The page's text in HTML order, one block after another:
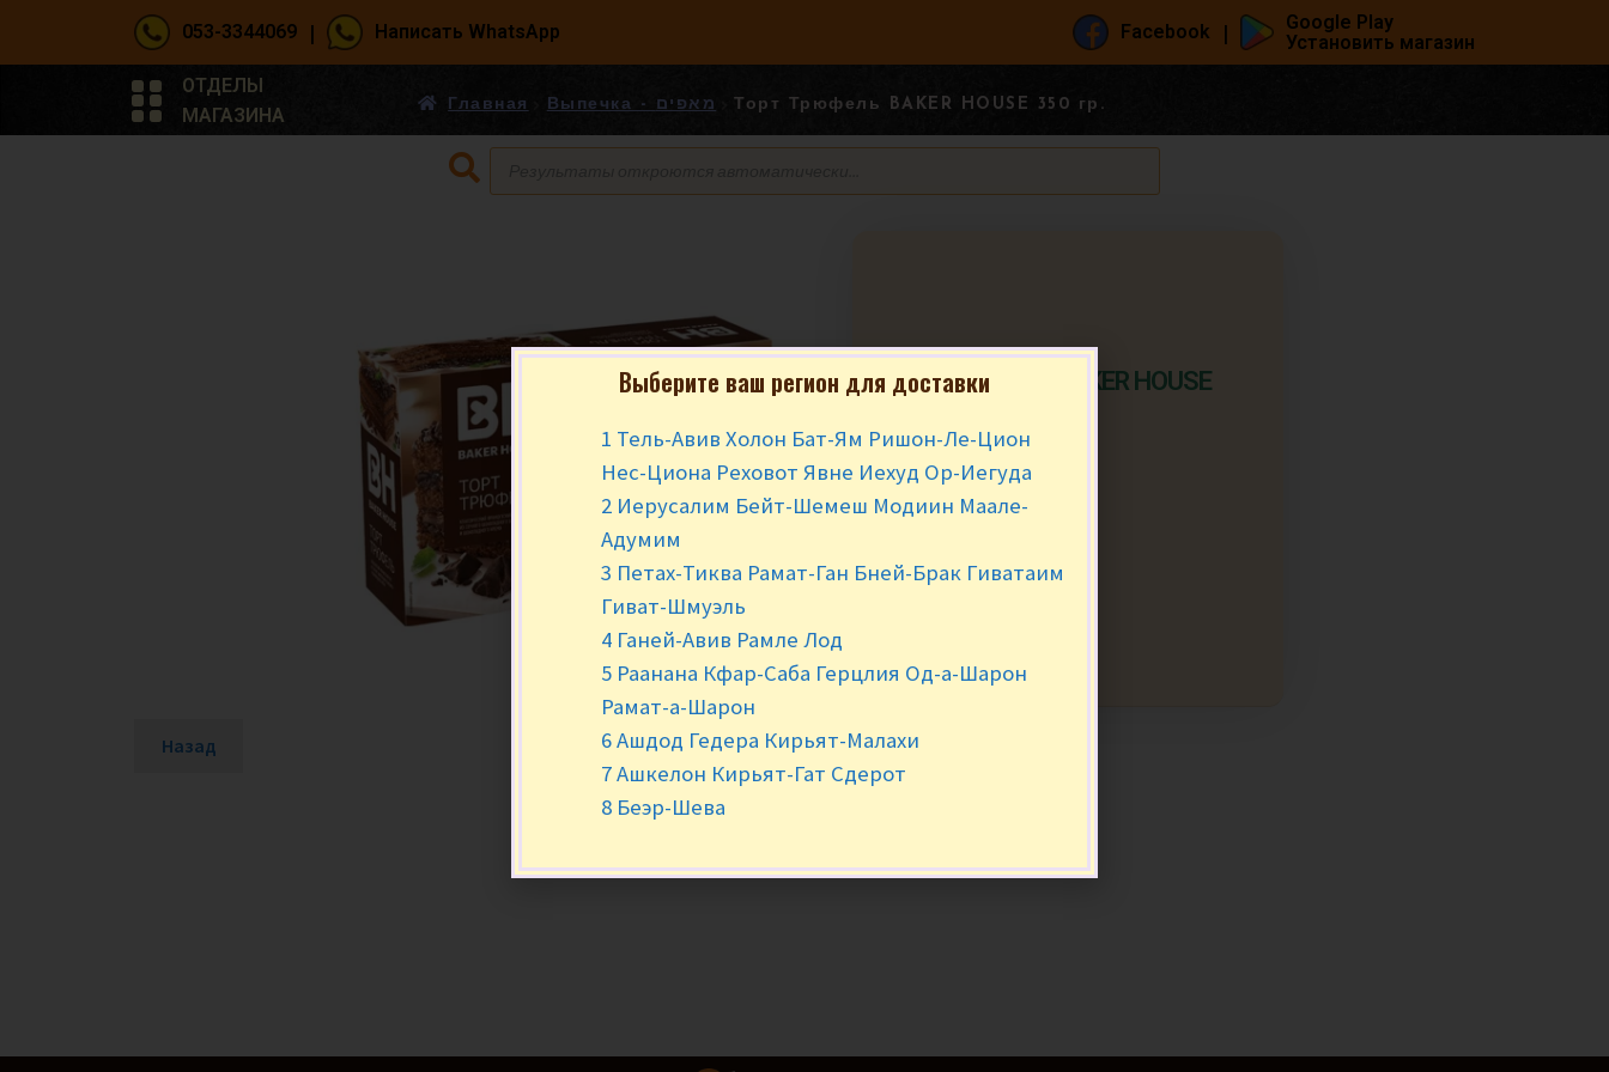
053-3344069 | Написать WhatsApp Facebook |
Google Play
Установить магазин
ОТДЕЛЫ
МАГАЗИНА
Главная Выпечка - מאפים Торт Трюфель BAKER HOUSE 350 гр.
Торт Трюфель BAKER HOUSE
₪20.90 за уп.
Назад
Выберите ваш регион для доставки
1 Тель-Авив Холон Бат-Ям Ришон-Ле-Цион
Нес-Циона Реховот Явне Иехуд Ор-Иегуда
2 Иерусалим Бейт-Шемеш Модиин Маале-
Адумим
3 Петах-Тиква Рамат-Ган Бней-Брак Гиватаим
Гиват-Шмуэль
4 Ганей-Авив Рамле Лод
5 Раанана Кфар-Саба Герцлия Од-а-Шарон
Рамат-а-Шарон
6 Ашдод Гедера Кирьят-Малахи
7 Ашкелон Кирьят-Гат Сдерот
8 Беэр-Шева